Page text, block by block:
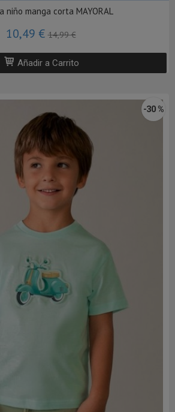
niño manga corta MAYORAL
10,49 €14,99 €
Añadir a Carrito
-30 %